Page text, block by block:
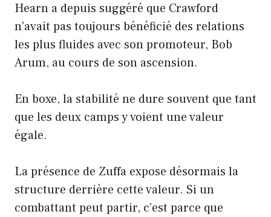
Hearn a depuis suggéré que Crawford
n'avait pas toujours bénéficié des relations
les plus fluides avec son promoteur, Bob
Arum, au cours de son ascension.
En boxe, la stabilité ne dure souvent que tant
que les deux camps y voient une valeur
égale.
La présence de Zuffa expose désormais la
structure derrière cette valeur. Si un
combattant peut partir, c’est parce que